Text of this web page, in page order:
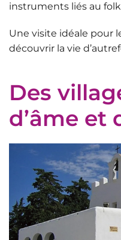
instruments liés au
Une visite idéale pour
découvrir la vie
Des
d’âme et